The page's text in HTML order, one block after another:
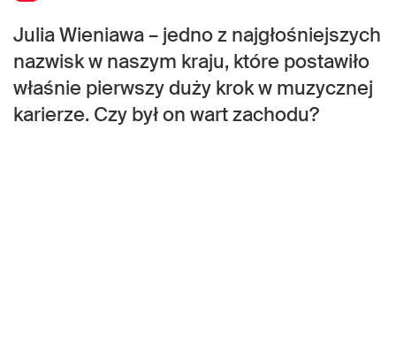
Julia Wieniawa – jedno z najgłośniejszych
nazwisk w naszym kraju, które postawiło
właśnie pierwszy duży krok w muzycznej
karierze. Czy był on wart zachodu?